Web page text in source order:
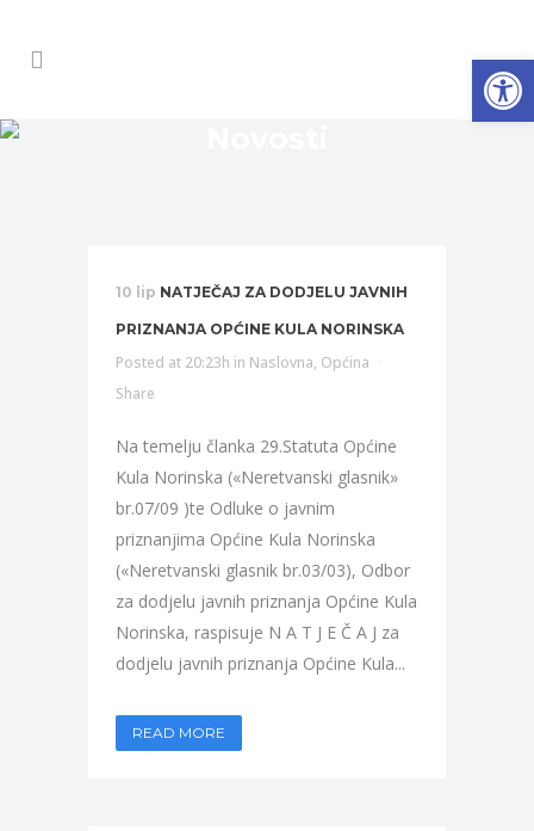
10 lip NATJEČAJ ZA DODJELU JAVNIH
PRIZNANJA OPĆINE KULA NORINSKA
Posted at 20:23h in Naslovna, Općina
Share
Na temelju članka 29.Statuta Općine
Kula Norinska («Neretvanski glasnik»
br.07/09 )te Odluke o javnim
priznanjima Općine Kula Norinska
(«Neretvanski glasnik br.03/03), Odbor
za dodjelu javnih priznanja Općine Kula
Norinska, raspisuje N A T J E Č A J za
dodjelu javnih priznanja Općine Kula...
READ MORE